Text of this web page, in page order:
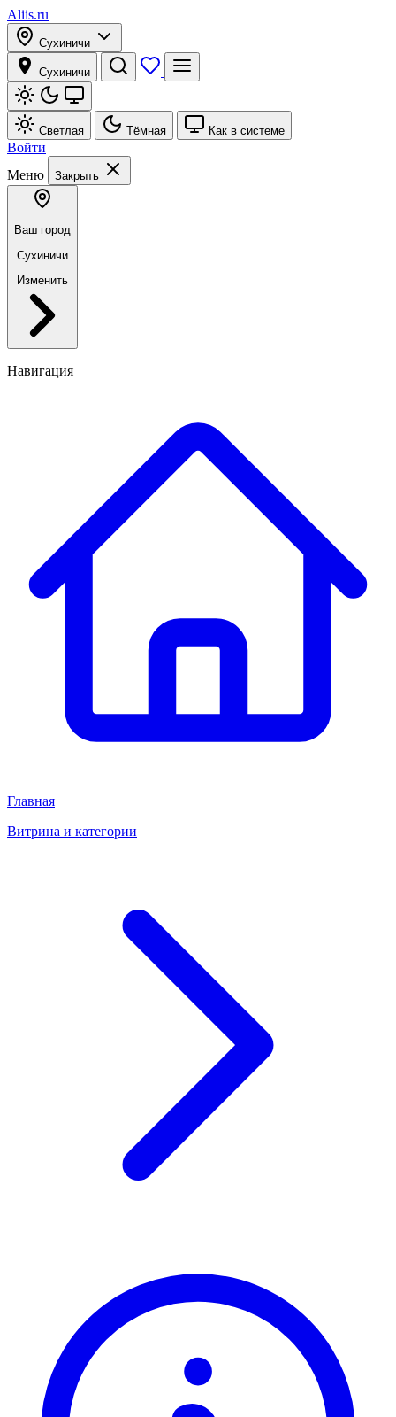
Aliis.ru
Сухиничи
Сухиничи
Светлая Тёмная Как в системе
Войти
Меню
Закрыть
Ваш город
Сухиничи
Изменить
Навигация
Главная
Витрина и категории